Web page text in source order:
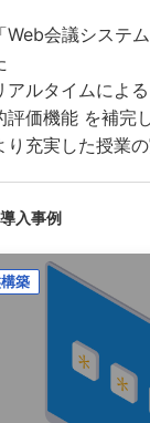
「Web会議システ
アルタイムによ
評価機能 を補完し
り充実した授業
導入事例
築